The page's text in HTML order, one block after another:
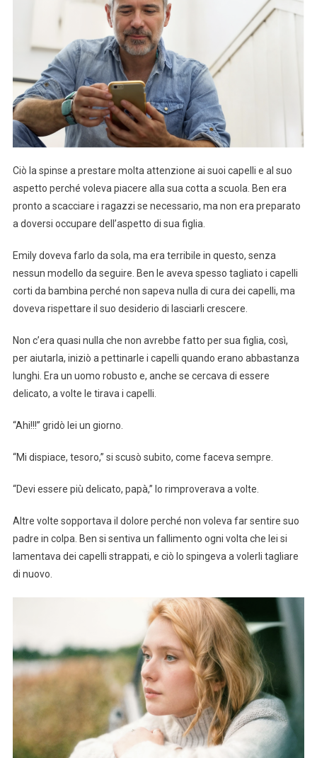
Ciò la spinse a prestare molta attenzione ai suoi capelli e al suo
aspetto perché voleva piacere alla sua cotta a scuola. Ben era
pronto a scacciare i ragazzi se necessario, ma non era preparato
a doversi occupare dell’aspetto di sua figlia.
Emily doveva farlo da sola, ma era terribile in questo, senza
nessun modello da seguire. Ben le aveva spesso tagliato i capelli
corti da bambina perché non sapeva nulla di cura dei capelli, ma
doveva rispettare il suo desiderio di lasciarli crescere.
Non c’era quasi nulla che non avrebbe fatto per sua figlia, così,
per aiutarla, iniziò a pettinarle i capelli quando erano abbastanza
lunghi. Era un uomo robusto e, anche se cercava di essere
delicato, a volte le tirava i capelli.
“Ahi!!!” gridò lei un giorno.
“Mi dispiace, tesoro,” si scusò subito, come faceva sempre.
“Devi essere più delicato, papà,” lo rimproverava a volte.
Altre volte sopportava il dolore perché non voleva far sentire suo
padre in colpa. Ben si sentiva un fallimento ogni volta che lei si
lamentava dei capelli strappati, e ciò lo spingeva a volerli tagliare
di nuovo.